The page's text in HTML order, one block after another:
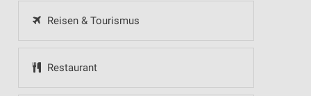
Reisen & Tourismus
Restaurant